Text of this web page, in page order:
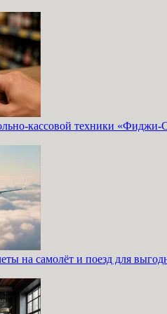
кассовой техники «Фиджи-
на самолёт и поезд для